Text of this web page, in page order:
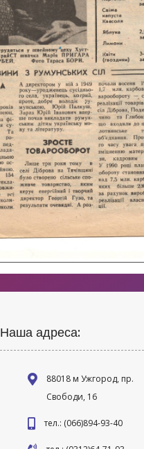
Наша адреса:
88018 м Ужгород, пр.
Свободи, 16
тел.: (066)894-93-40